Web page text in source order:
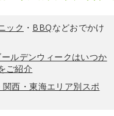
ック ・ BBQなどおでかけ
ルデンウィークはいつか
ご紹介
西・東海エリア別スポ